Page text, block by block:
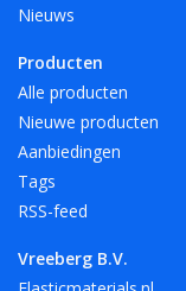
en scherpe randen.
Nieuws
Producten
Alle producten
Nieuwe producten
Aanbiedingen
Tags
RSS-feed
Vreeberg B.V.